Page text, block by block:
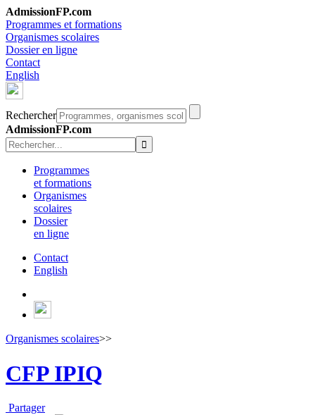
AdmissionFP.com
Programmes et formations
Organismes scolaires
Dossier en ligne
Contact
English
Rechercher
AdmissionFP.com
Programmes
et formations
Organismes
scolaires
Dossier
en ligne
Contact
English
Organismes scolaires>>
CFP IPIQ
Partager